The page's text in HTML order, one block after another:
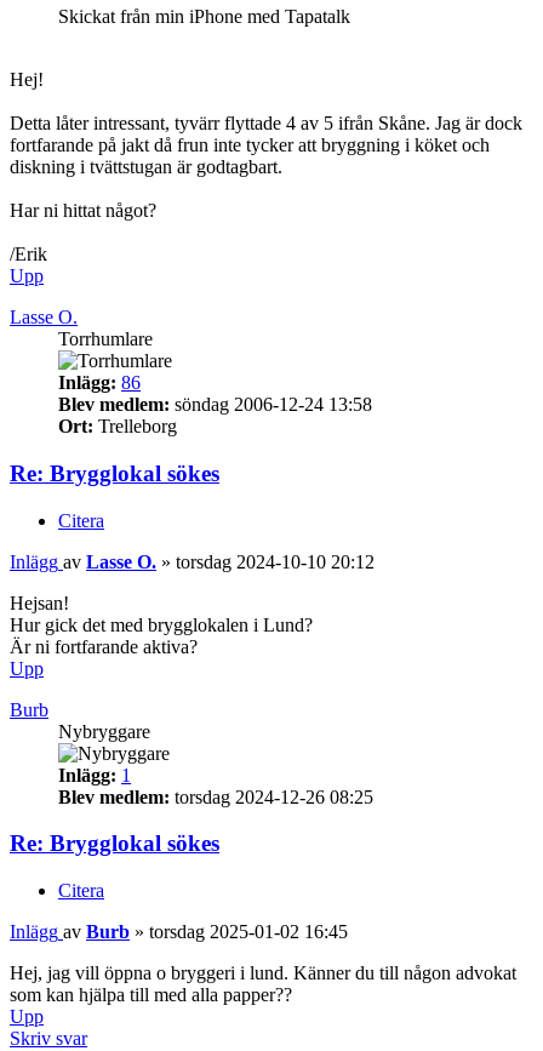
Skickat från min iPhone med Tapatalk
Hej!
Detta låter intressant, tyvärr flyttade 4 av 5 ifrån Skåne. Jag är dock
fortfarande på jakt då frun inte tycker att bryggning i köket och
diskning i tvättstugan är godtagbart.
Har ni hittat något?
/Erik
Upp
Lasse O.
Torrhumlare
Inlägg: 86
Blev medlem: söndag 2006-12-24 13:58
Ort: Trelleborg
Re: Brygglokal sökes
Citera
Inlägg av Lasse O. » torsdag 2024-10-10 20:12
Hejsan!
Hur gick det med brygglokalen i Lund?
Är ni fortfarande aktiva?
Upp
Burb
Nybryggare
Inlägg: 1
Blev medlem: torsdag 2024-12-26 08:25
Re: Brygglokal sökes
Citera
Inlägg av Burb » torsdag 2025-01-02 16:45
Hej, jag vill öppna o bryggeri i lund. Känner du till någon advokat
som kan hjälpa till med alla papper??
Upp
Skriv svar